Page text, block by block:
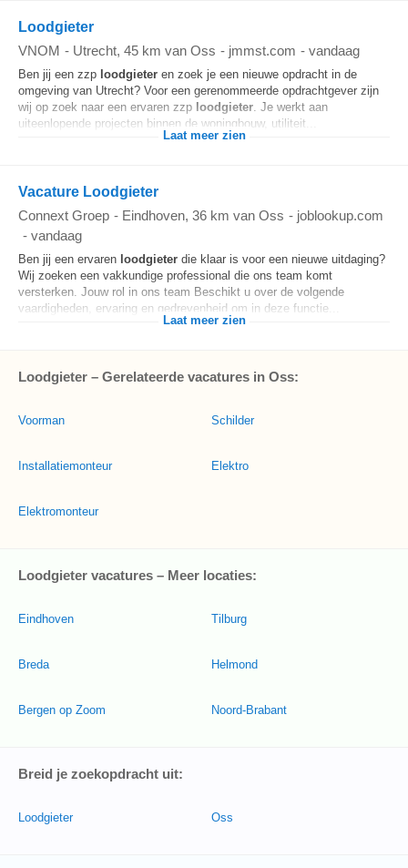
Loodgieter
VNOM - Utrecht, 45 km van Oss - jmmst.com - vandaag
Ben jij een zzp loodgieter en zoek je een nieuwe opdracht in de
omgeving van Utrecht? Voor een gerenommeerde opdrachtgever zijn
wij op zoek naar een ervaren zzp loodgieter. Je werkt aan
uiteenlopende projecten binnen de woningbouw, utiliteit...
Laat meer zien
Vacature Loodgieter
Connext Groep - Eindhoven, 36 km van Oss - joblookup.com
- vandaag
Ben jij een ervaren loodgieter die klaar is voor een nieuwe uitdaging?
Wij zoeken een vakkundige professional die ons team komt
versterken. Jouw rol in ons team Beschikt u over de volgende
vaardigheden, ervaring en gedrevenheid om in deze functie...
Laat meer zien
Loodgieter – Gerelateerde vacatures in Oss:
Voorman
Installatiemonteur
Elektromonteur
Schilder
Elektro
Loodgieter vacatures – Meer locaties:
Eindhoven
Breda
Bergen op Zoom
Tilburg
Helmond
Noord-Brabant
Breid je zoekopdracht uit:
Loodgieter Oss